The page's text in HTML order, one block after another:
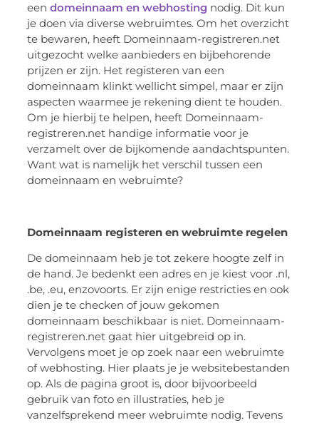
eendomeinnaam en webhosting nodig. Dit kun
je doen via diverse webruimtes. Om het overzicht
te bewaren, heeft Domeinnaam-registreren.net
uitgezocht welke aanbieders en bijbehorende
prijzen er zijn. Het registeren van een
domeinnaam klinkt wellicht simpel, maar er zijn
aspecten waarmee je rekening dient te houden.
Om je hierbij te helpen, heeft Domeinnaam-
registreren.net handige informatie voor je
verzamelt over de bijkomende aandachtspunten.
Want wat is namelijk het verschil tussen een
domeinnaam en webruimte?
Domeinnaam registeren en webruimte regelen
De domeinnaam heb je tot zekere hoogte zelf in
de hand. Je bedenkt een adres en je kiest voor .nl,
.be, .eu, enzovoorts. Er zijn enige restricties en ook
dien je te checken of jouw gekomen
domeinnaam beschikbaar is niet. Domeinnaam-
registreren.net gaat hier uitgebreid op in.
Vervolgens moet je op zoek naar een webruimte
of webhosting. Hier plaats je je websitebestanden
op. Als de pagina groot is, door bijvoorbeeld
gebruik van foto en illustraties, heb je
vanzelfsprekend meer webruimte nodig. Tevens